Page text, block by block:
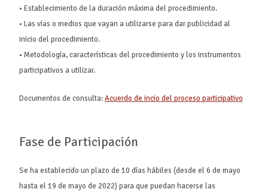
• Establecimiento de la duración máxima del procedimiento.
• Las vías o medios que vayan a utilizarse para dar publicidad al
inicio del procedimiento.
• Metodología, características del procedimiento y los instrumentos
participativos a utilizar.
Documentos de consulta:Acuerdo de incio del proceso participativo
Fase de Participación
Se ha establecido un plazo de 10 días hábiles (desde el 6 de mayo
hasta el 19 de mayo de 2022) para que puedan hacerse las